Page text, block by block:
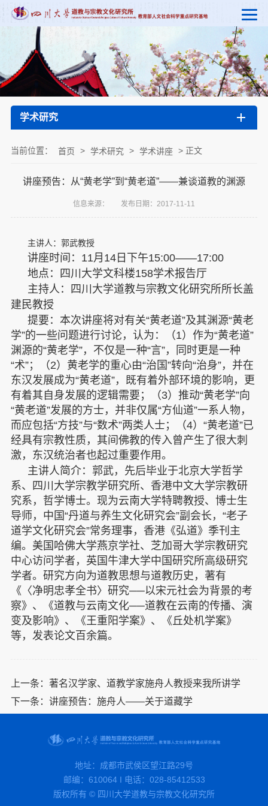
学术研究
当前位置： 首页 > 学术研究 > 学术讲座 > 正文
讲座预告：从“黄老学”到“黄老道”——兼谈道教的渊源
信息来源： 发布日期：2017-11-11
主讲人：郭武教授
讲座时间：11月14日下午15:00――17:00
地点：四川大学文科楼158学术报告厅
主持人：四川大学道教与宗教文化研究所所长盖
建民教授
提要： 本次讲座将对有关“黄老道”及其渊源“黄老
学”的一些问题进行讨论，认为：（1）作为“黄老道”
渊源的“黄老学”，不仅是一种“言”，同时更是一种
“术”；
（2） 黄老学的重心由“治国”转向“治身”，并在
东汉发展成为“黄老道”，既有着外部环境的影响，更
有着其自身发展的逻辑需要；
（3）推动“黄老学”向
“黄老道”发展的方士，并非仅属“方仙道”一系人物，
而应包括“方技”与“数术”两类人士 ；
（4）“黄老道”已
经具有宗教性质，其间佛教的传入曾产生了很大刺
激，东汉统治者也起过重要作用。
主讲人简介： 郭武， 先后毕业于北京大学哲学
系、 四川大学宗教学研究所、 香港中文大学宗教研
究系 ， 哲学博士。 现为云南大学特聘教授、博士生
导师，中国“丹道与养生文化研究会”副会长， “老子
道学文化研究会”常务理事，香港《弘道》季刊主
编。 美国哈佛大学燕京学社、芝加哥大学宗教研究
中心访问学者，英国牛津大学中国研究所高级研究
学者。 研究方向为道教思想与道教历史 ，著有
《〈净明忠孝全书〉研究──以宋元社会为背景的考
察》、
《道教与云南文化──道教在云南的传播、演
变及影响》、
《王重阳学案》 、《丘处机学案》
等，发表论文百余篇。
上一条： 著名汉学家、道教学家施舟人教授来我所讲学
下一条： 讲座预告：施舟人——关于道藏学
地址：成都市武侯区望江路29号
邮编：610064 I 电话：028-85412533
版权所有 © 四川大学道教与宗教文化研究所